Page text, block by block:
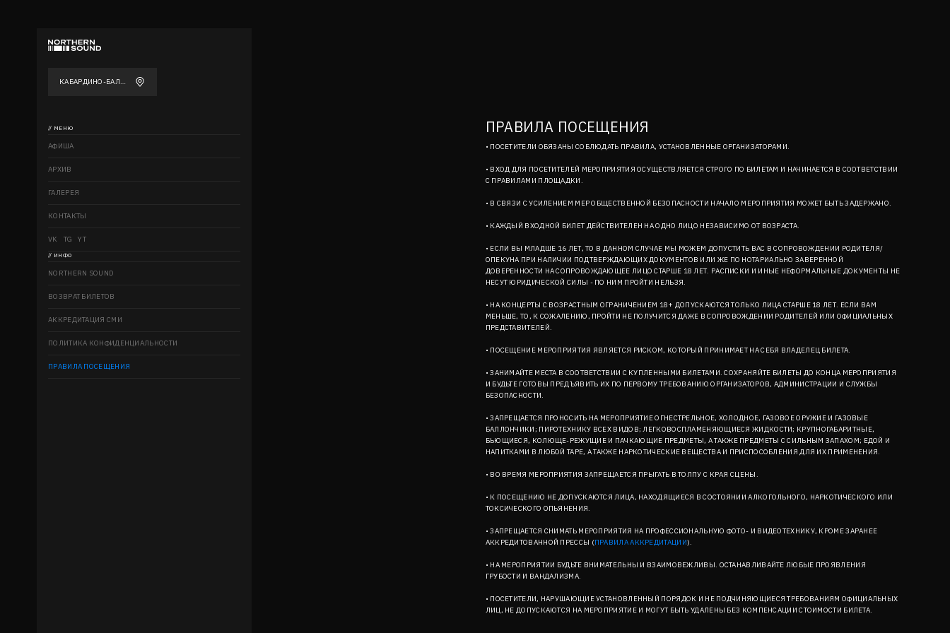
КАБАРДИНО-БАЛКАРСКАЯ
// МЕНЮ
АФИША
АРХИВ
ГАЛЕРЕЯ
КОНТАКТЫ
VK TG YT
// ИНФО
NORTHERN SOUND
ВОЗВРАТ БИЛЕТОВ
АККРЕДИТАЦИЯ СМИ
ПОЛИТИКА КОНФИДЕНЦИАЛЬНОСТИ
ПРАВИЛА ПОСЕЩЕНИЯ
ПРАВИЛА ПОСЕЩЕНИЯ
• ПОСЕТИТЕЛИ ОБЯЗАНЫ СОБЛЮДАТЬ ПРАВИЛА, УСТАНОВЛЕННЫЕ ОРГАНИЗАТОРАМИ.
• ВХОД ДЛЯ ПОСЕТИТЕЛЕЙ МЕРОПРИЯТИЯ ОСУЩЕСТВЛЯЕТСЯ СТРОГО ПО БИЛЕТАМ И НАЧИНАЕТСЯ В СООТВЕТСТВИИ
С ПРАВИЛАМИ ПЛОЩАДКИ.
• В СВЯЗИ С УСИЛЕНИЕМ МЕР ОБЩЕСТВЕННОЙ БЕЗОПАСНОСТИ НАЧАЛО МЕРОПРИЯТИЯ МОЖЕТ БЫТЬ ЗАДЕРЖАНО.
• КАЖДЫЙ ВХОДНОЙ БИЛЕТ ДЕЙСТВИТЕЛЕН НА ОДНО ЛИЦО НЕЗАВИСИМО ОТ ВОЗРАСТА.
• ЕСЛИ ВЫ МЛАДШЕ 16 ЛЕТ, ТО В ДАННОМ СЛУЧАЕ МЫ МОЖЕМ ДОПУСТИТЬ ВАС В СОПРОВОЖДЕНИИ РОДИТЕЛЯ/
ОПЕКУНА ПРИ НАЛИЧИИ ПОДТВЕРЖДАЮЩИХ ДОКУМЕНТОВ ИЛИ ЖЕ ПО НОТАРИАЛЬНО ЗАВЕРЕННОЙ
ДОВЕРЕННОСТИ НА СОПРОВОЖДАЮЩЕЕ ЛИЦО СТАРШЕ 18 ЛЕТ. РАСПИСКИ И ИНЫЕ НЕФОРМАЛЬНЫЕ ДОКУМЕНТЫ НЕ
НЕСУТ ЮРИДИЧЕСКОЙ СИЛЫ - ПО НИМ ПРОЙТИ НЕЛЬЗЯ.
• НА КОНЦЕРТЫ С ВОЗРАСТНЫМ ОГРАНИЧЕНИЕМ 18+ ДОПУСКАЮТСЯ ТОЛЬКО ЛИЦА СТАРШЕ 18 ЛЕТ. ЕСЛИ ВАМ
МЕНЬШЕ, ТО, К СОЖАЛЕНИЮ, ПРОЙТИ НЕ ПОЛУЧИТСЯ ДАЖЕ В СОПРОВОЖДЕНИИ РОДИТЕЛЕЙ ИЛИ ОФИЦИАЛЬНЫХ
ПРЕДСТАВИТЕЛЕЙ.
• ПОСЕЩЕНИЕ МЕРОПРИЯТИЯ ЯВЛЯЕТСЯ РИСКОМ, КОТОРЫЙ ПРИНИМАЕТ НА СЕБЯ ВЛАДЕЛЕЦ БИЛЕТА.
• ЗАНИМАЙТЕ МЕСТА В СООТВЕТСТВИИ С КУПЛЕННЫМИ БИЛЕТАМИ. СОХРАНЯЙТЕ БИЛЕТЫ ДО КОНЦА МЕРОПРИЯТИЯ
И БУДЬТЕ ГОТОВЫ ПРЕДЪЯВИТЬ ИХ ПО ПЕРВОМУ ТРЕБОВАНИЮ ОРГАНИЗАТОРОВ, АДМИНИСТРАЦИИ И СЛУЖБЫ
БЕЗОПАСНОСТИ.
• ЗАПРЕЩАЕТСЯ ПРОНОСИТЬ НА МЕРОПРИЯТИЕ ОГНЕСТРЕЛЬНОЕ, ХОЛОДНОЕ, ГАЗОВОЕ ОРУЖИЕ И ГАЗОВЫЕ
БАЛЛОНЧИКИ; ПИРОТЕХНИКУ ВСЕХ ВИДОВ; ЛЕГКОВОСПЛАМЕНЯЮЩИЕСЯ ЖИДКОСТИ; КРУПНОГАБАРИТНЫЕ,
БЬЮЩИЕСЯ, КОЛЮЩЕ-РЕЖУЩИЕ И ПАЧКАЮЩИЕ ПРЕДМЕТЫ, А ТАКЖЕ ПРЕДМЕТЫ С СИЛЬНЫМ ЗАПАХОМ; ЕДОЙ И
НАПИТКАМИ В ЛЮБОЙ ТАРЕ, А ТАКЖЕ НАРКОТИЧЕСКИЕ ВЕЩЕСТВА И ПРИСПОСОБЛЕНИЯ ДЛЯ ИХ ПРИМЕНЕНИЯ.
• ВО ВРЕМЯ МЕРОПРИЯТИЯ ЗАПРЕЩАЕТСЯ ПРЫГАТЬ В ТОЛПУ С КРАЯ СЦЕНЫ.
• К ПОСЕЩЕНИЮ НЕ ДОПУСКАЮТСЯ ЛИЦА, НАХОДЯЩИЕСЯ В СОСТОЯНИИ АЛКОГОЛЬНОГО, НАРКОТИЧЕСКОГО ИЛИ
ТОКСИЧЕСКОГО ОПЬЯНЕНИЯ.
• ЗАПРЕЩАЕТСЯ СНИМАТЬ МЕРОПРИЯТИЯ НА ПРОФЕССИОНАЛЬНУЮ ФОТО- И ВИДЕОТЕХНИКУ, КРОМЕ ЗАРАНЕЕ
АККРЕДИТОВАННОЙ ПРЕССЫ (ПРАВИЛА АККРЕДИТАЦИИ).
• НА МЕРОПРИЯТИИ БУДЬТЕ ВНИМАТЕЛЬНЫ И ВЗАИМОВЕЖЛИВЫ. ОСТАНАВЛИВАЙТЕ ЛЮБЫЕ ПРОЯВЛЕНИЯ
ГРУБОСТИ И ВАНДАЛИЗМА.
• ПОСЕТИТЕЛИ, НАРУШАЮЩИЕ УСТАНОВЛЕННЫЙ ПОРЯДОК И НЕ ПОДЧИНЯЮЩИЕСЯ ТРЕБОВАНИЯМ ОФИЦИАЛЬНЫХ
ЛИЦ, НЕ ДОПУСКАЮТСЯ НА МЕРОПРИЯТИЕ И МОГУТ БЫТЬ УДАЛЕНЫ БЕЗ КОМПЕНСАЦИИ СТОИМОСТИ БИЛЕТА.